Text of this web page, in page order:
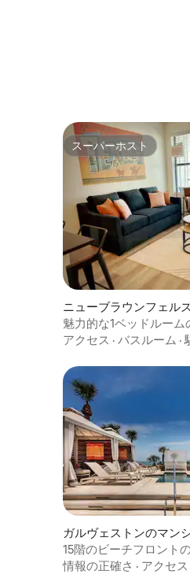
スーパーホスト
スーパーホスト
ニューブラウンフェル
ンション・アパート
魅力的な1ベッドルーム
ーネホールまで歩いて
アクセス · バスルーム ·
ガルヴェストンのマン
ン・アパート
15階のビーチフロント
リゾート
情報の正確さ · アクセス